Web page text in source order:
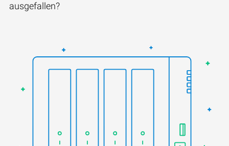
ausgefallen?